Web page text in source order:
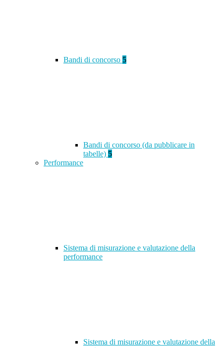
Bandi di concorso 5
Bandi di concorso (da pubblicare in
tabelle) 5
Performance
Sistema di misurazione e valutazione della
performance
Sistema di misurazione e valutazione della